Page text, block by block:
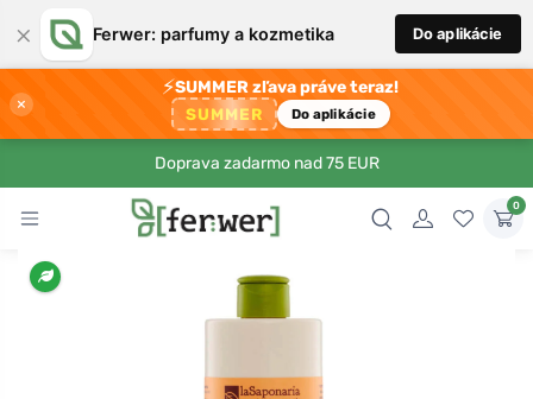
× Ferwer: parfumy a kozmetika Do aplikácie
×
⚡SUMMER zľava práve teraz!
SUMMER Do aplikácie
Doprava zadarmo nad 75 EUR
0